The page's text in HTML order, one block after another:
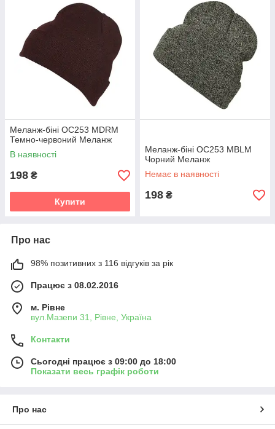
Меланж-біні OC253 MDRM
Темно-червоний Меланж
В наявності
198 ₴
Купити
Меланж-біні OC253 MBLM
Чорний Меланж
Немає в наявності
198 ₴
Про нас
98% позитивних з 116 відгуків за рік
Працює з 08.02.2016
м. Рівне
вул.Мазепи 31, Рівне, Україна
Контакти
Сьогодні працює з 09:00 до 18:00
Показати весь графік роботи
Про нас